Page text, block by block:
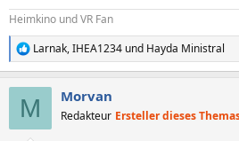
Heimkino und VR Fan
R
e
Larnak,IHEA1234 und Hayda Ministral
M Morvan
Redakteur Ersteller dieses